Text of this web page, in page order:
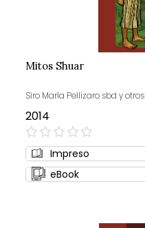
Mitos Shuar
Siro María Pellizaro sbd y otros
2014
0%
Impreso
eBook